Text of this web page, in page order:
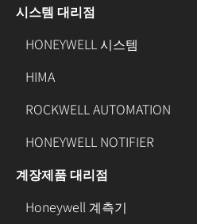
시스템 대리점
HONEYWELL 시스템
HIMA
ROCKWELL AUTOMATION
HONEYWELL NOTIFIER
계장제품 대리점
Honeywell 계측기